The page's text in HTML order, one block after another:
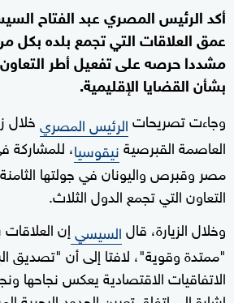
أكد الرئيس المصري عبد الفتاح
عمق العلاقات التي تجمع بلده بكل
مشددا حرصه على تفعيل أطر
بشأن القضايا الإقليمية.
وجاءت تصريحاتالرئيس المصريخلال
العاصمة القبرصيةنيقوسيا، للمشاركة
مصر وقبرص واليونان في جولتها
التعاون التي تجمع الدول الثلاث.
وخلال الزيارة، قالالسيسيإن
"ممتدة وقوية"، لافتا إلى أن "تصديق
الاتفاقيات الاقتصادية يعكس نجاحها